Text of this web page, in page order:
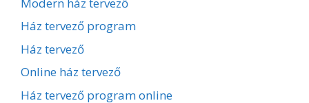
Ház tervező program
Ház tervező
Online ház tervező
Ház tervező program online